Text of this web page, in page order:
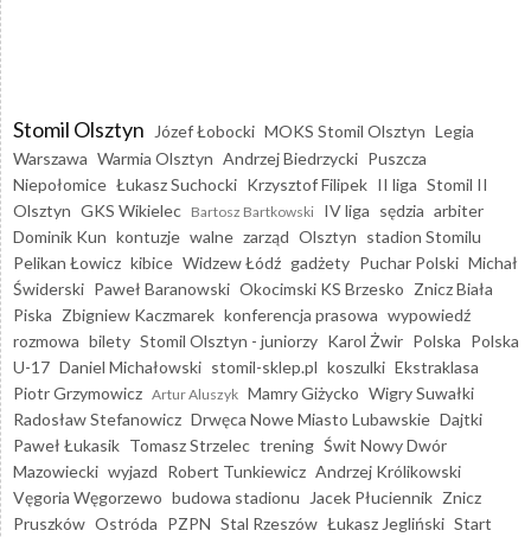
Stomil Olsztyn Józef Łobocki MOKS Stomil Olsztyn Legia
Warszawa Warmia Olsztyn Andrzej Biedrzycki Puszcza
Niepołomice Łukasz Suchocki Krzysztof Filipek II liga Stomil II
Olsztyn GKS Wikielec Bartosz Bartkowski IV liga sędzia arbiter
Dominik Kun kontuzje walne zarząd Olsztyn stadion Stomilu
Pelikan Łowicz kibice Widzew Łódź gadżety Puchar Polski Michał
Świderski Paweł Baranowski Okocimski KS Brzesko Znicz Biała
Piska Zbigniew Kaczmarek konferencja prasowa wypowiedź
rozmowa bilety Stomil Olsztyn - juniorzy Karol Żwir Polska Polska
U-17 Daniel Michałowski stomil-sklep.pl koszulki Ekstraklasa
Piotr Grzymowicz Artur Aluszyk Mamry Giżycko Wigry Suwałki
Radosław Stefanowicz Drwęca Nowe Miasto Lubawskie Dajtki
Paweł Łukasik Tomasz Strzelec trening Świt Nowy Dwór
Mazowiecki wyjazd Robert Tunkiewicz Andrzej Królikowski
Vęgoria Węgorzewo budowa stadionu Jacek Płuciennik Znicz
Pruszków Ostróda PZPN Stal Rzeszów Łukasz Jegliński Start